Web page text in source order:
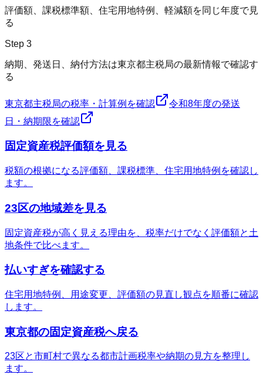
評価額、課税標準額、住宅用地特例、軽減額を同じ年度で見
る
Step 3
納期、発送日、納付方法は東京都主税局の最新情報で確認す
る
東京都主税局の税率・計算例を確認
令和8年度の発送
日・納期限を確認
固定資産税評価額を見る
税額の根拠になる評価額、課税標準、住宅用地特例を確認し
ます。
23区の地域差を見る
固定資産税が高く見える理由を、税率だけでなく評価額と土
地条件で比べます。
払いすぎを確認する
住宅用地特例、用途変更、評価額の見直し観点を順番に確認
します。
東京都の固定資産税へ戻る
23区と市町村で異なる都市計画税率や納期の見方を整理し
ます。